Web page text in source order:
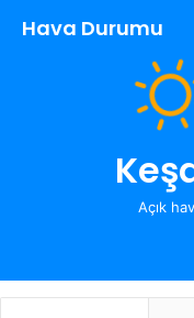
Hava Durumu
Açık